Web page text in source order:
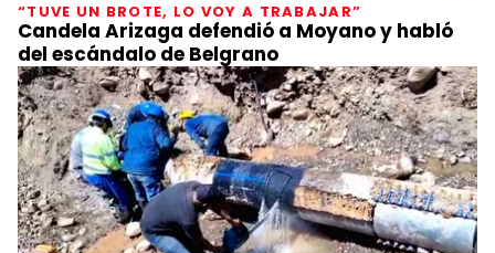
“TUVE UN BROTE, LO VOY A TRABAJAR”
Candela Arizaga defendió a Moyano y habló
del escándalo de Belgrano